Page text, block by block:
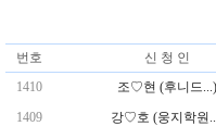
번호 신 청 인
1410
조♡현 (후니드...)
1409
강♡호 (웅지학원